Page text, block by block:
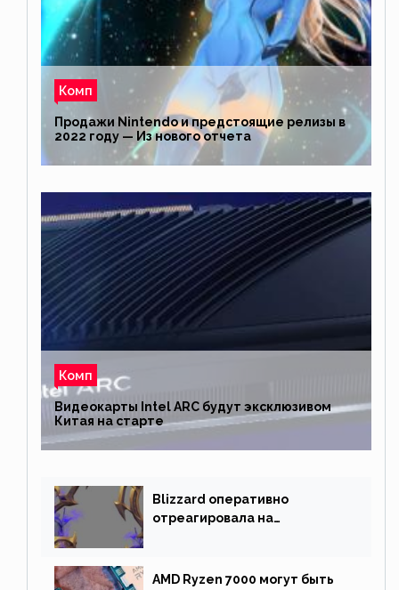
Комп
Продажи Nintendo и предстоящие релизы в
2022 году — Из нового отчета
Комп
Видеокарты Intel ARC будут эксклюзивом
Китая на старте
Blizzard оперативно
отреагировала на
AMD Ryzen 7000 могут быть